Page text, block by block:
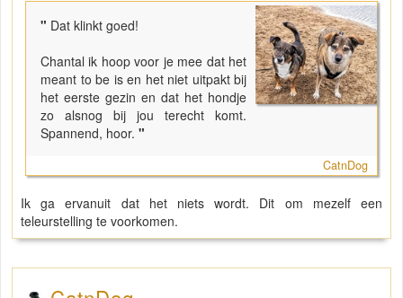
" Dat klinkt goed!
Chantal ik hoop voor je mee dat het
meant to be is en het niet uitpakt bij
het eerste gezin en dat het hondje
zo alsnog bij jou terecht komt.
Spannend, hoor. "
CatnDog
Ik ga ervanuit dat het niets wordt. Dit om mezelf een
teleurstelling te voorkomen.